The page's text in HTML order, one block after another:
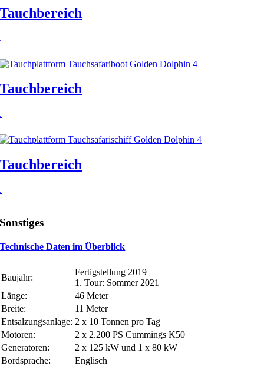
Tauchbereich
.
Tauchbereich
.
Tauchbereich
.
Sonstiges
Technische Daten im Überblick
Baujahr:
Fertigstellung 2019
1. Tour: Sommer 2021
Länge:
46 Meter
Breite:
11 Meter
Entsalzungsanlage: 2 x 10 Tonnen pro Tag
Motoren:
2 x 2.200 PS Cummings K50
Generatoren:
2 x 125 kW und 1 x 80 kW
Bordsprache:
Englisch